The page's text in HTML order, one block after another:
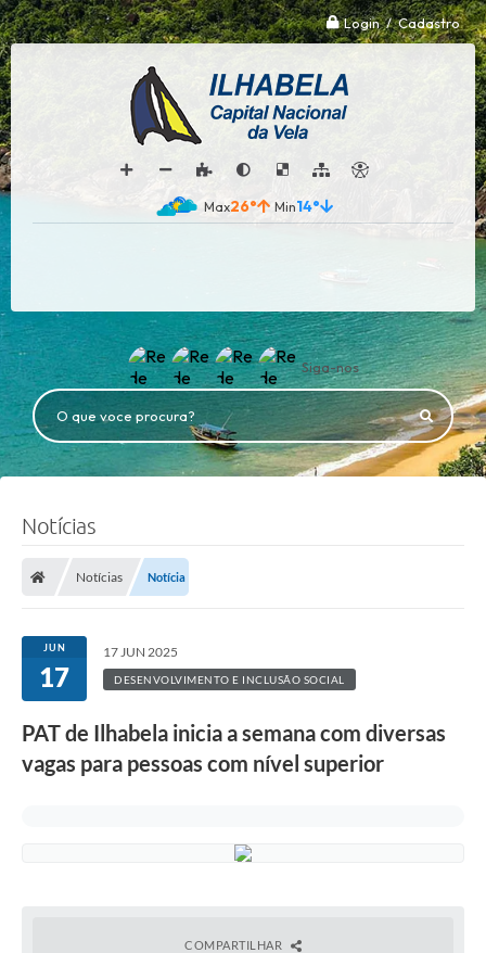
Login / Cadastro
26° 14°
Siga-nos
O que voce procura?
Notícias
Notícias Notícia
JUN
17
17 JUN 2025
DESENVOLVIMENTO E INCLUSÃO SOCIAL
PAT de Ilhabela inicia a semana com diversas
vagas para pessoas com nível superior
COMPARTILHAR